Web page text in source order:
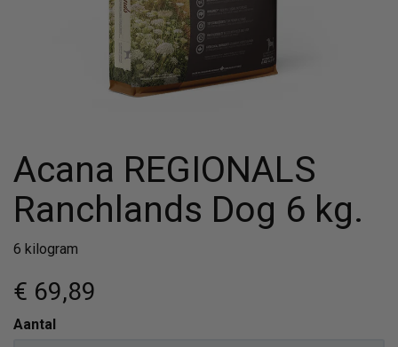
Acana REGIONALS
Ranchlands Dog 6 kg.
6 kilogram
€ 69,89
Aantal